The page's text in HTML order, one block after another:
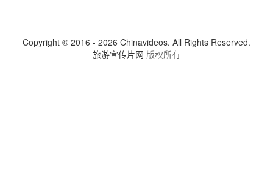
Copyright © 2016 - 2026 Chinavideos. All Rights Reserved.
旅游宣传片网 版权所有